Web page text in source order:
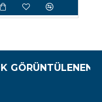
GÖRÜNTÜLENEN